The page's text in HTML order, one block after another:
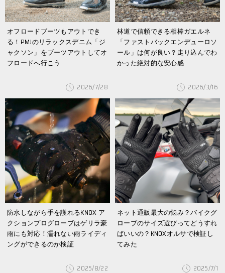
オフロードブーツもアウトでき
る！PMJのリラックスデニム「ジ
ャクソン」をブーツアウトしてオ
フロードへ行こう
2026/7/28
林道で信頼できる相棒ガエルネ
「ファストバックエンデューロソ
ール」は何が良い？走り込んでわ
かった絶対的な安心感
2026/3/16
防水しながら手を護れるKNOX ア
クションプログローブはゲリラ豪
雨にも対応！濡れない雨ライディ
ングができるのか検証
2025/8/22
ネット通販最大の悩み？バイクグ
ローブのサイズ選びってどうすれ
ばいいの？KNOXオルサで検証し
てみた
2025/7/1